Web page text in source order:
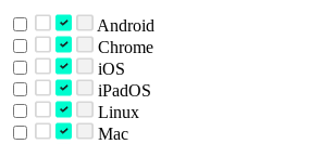
Android
Chrome
iOS
iPadOS
Linux
Mac